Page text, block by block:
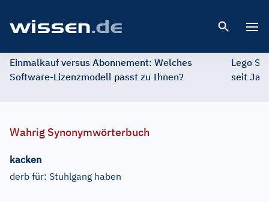
Einmalkauf versus Abonnement: Welches
Software-Lizenzmodell passt zu Ihnen?
Lego
seit
Wahrig Synonymwörterbuch
kacken
derb für: Stuhlgang haben